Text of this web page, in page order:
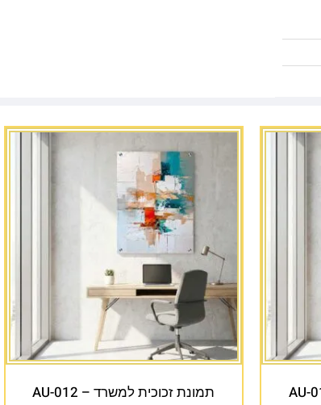
תמונת זכוכית למשרד – AU-012